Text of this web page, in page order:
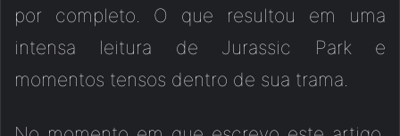
por completo. O que resultou em uma
intensa leitura de Jurassic Park e
momentos tensos dentro de sua trama.